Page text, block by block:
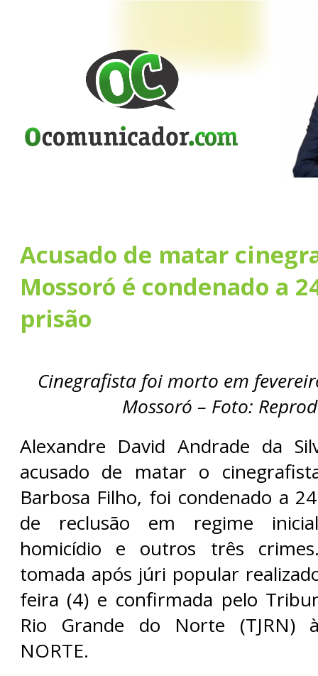
Acusado de matar
Mossoró é condenado a
prisão
Cinegrafista foi morto em
Mossoró – Foto:
Alexandre David Andrade da
acusado de matar o
Barbosa Filho, foi condenado a
de reclusão em regime
homicídio e outros três
tomada após júri popular
feira (4) e confirmada pelo
Rio Grande do Norte (TJRN)
NORTE.